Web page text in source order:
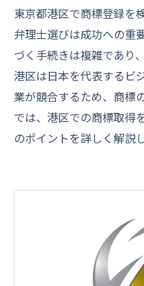
東京都港区で商標登録を
弁理士選びは成功への重
づく手続きは複雑であり
港区は日本を代表するビ
業が競合するため、商標
では、港区での商標取得
のポイントを詳しく解説し